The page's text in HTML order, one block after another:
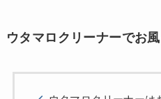
ウタマロクリーナーでお